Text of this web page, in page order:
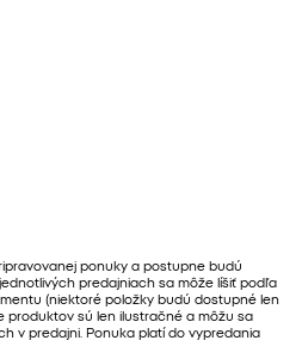
ponuky a postupne budú
predajniach sa môže líšiť podľa
(niektoré položky budú dostupné len
produktov sú len ilustračné a môžu sa
v predajni. Ponuka platí do vypredania